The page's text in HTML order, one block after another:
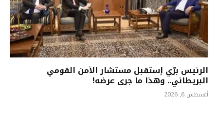
الرئيس برّي إستقبل مستشار الأمن القومي
البريطاني.. وهذا ما جرى عرضه!
أغسطس 6, 2026